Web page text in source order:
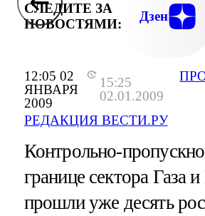
12:05 02
ЯНВАРЯ
2009
15:25
02.01.2009
РЕДАКЦИЯ ВЕСТИ.РУ
СЛЕДИТЕ ЗА
НОВОСТЯМИ:
Дзен
Контрольно-
границе сектора Газа
прошли уже десять